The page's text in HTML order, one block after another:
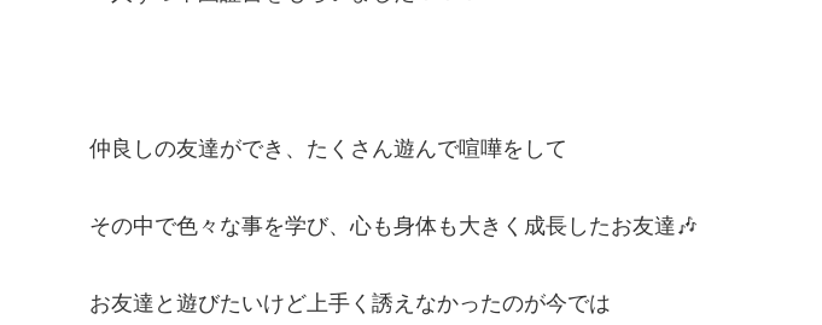
仲良しの友達ができ、たくさん遊んで喧嘩をして
その中で色々な事を学び、心も身体も大きく成長したお友達🎶
お友達と遊びたいけど上手く誘えなかったのが今では